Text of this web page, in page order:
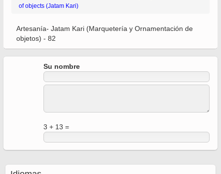
of objects (Jatam Kari)
Artesanía- Jatam Kari (Marquetería y Ornamentación de
objetos) - 82
Su nombre
3 + 13 =